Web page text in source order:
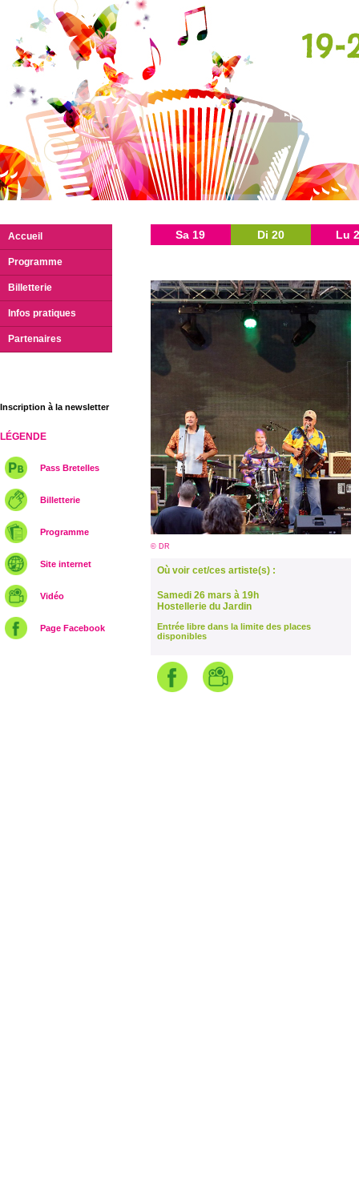
Accueil
Programme
Billetterie
Infos pratiques
Partenaires
Inscription à la newsletter
LÉGENDE
Pass Bretelles
Billetterie
Programme
Site internet
Vidéo
Page Facebook
Sa 19 Di 20 Lu
© DR
Où voir cet/ces artiste(s) :
Samedi 26 mars à 19h
Hostellerie du Jardin
Entrée libre dans la limite des places
disponibles